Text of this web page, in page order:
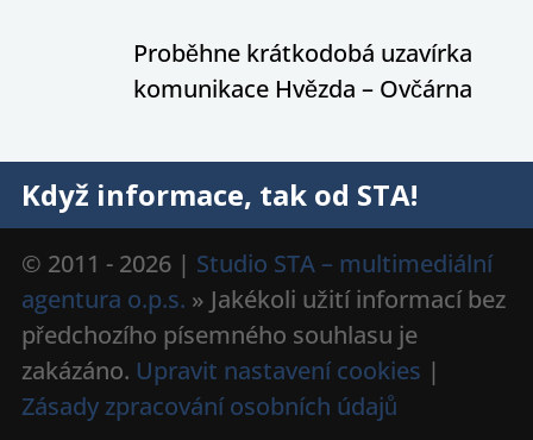
Proběhne krátkodobá uzavírka
komunikace Hvězda – Ovčárna
Když informace, tak od STA!
© 2011 - 2026 | Studio STA – multimediální
agentura o.p.s. » Jakékoli užití informací bez
předchozího písemného souhlasu je
zakázáno. Upravit nastavení cookies |
Zásady zpracování osobních údajů